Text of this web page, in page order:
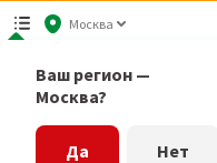
Москва
Ваш регион —
Москва?
Да Нет